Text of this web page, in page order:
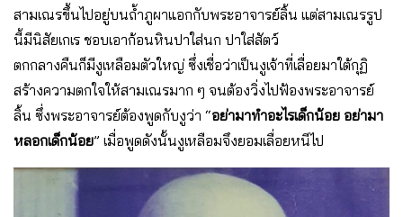
สามเณรขึ้นไปอยู่บนถ้ำภูผาแอกกับพระอาจารย์ลิ้น แต่สามเณรรูป
นี้มีนิสัยเกเร ชอบเอาก้อนหินปาใส่นก ปาใส่สัตว์
ตกกลางคืนก็มีงูเหลือมตัวใหญ่ ซึ่งเชื่อว่าเป็นงูเจ้าที่เลื่อยมาใต้กุฏิ
สร้างความตกใจให้สามเณรมาก ๆ จนต้องวิ่งไปฟ้องพระอาจารย์
ลิ้น ซึ่งพระอาจารย์ต้องพูดกับงูว่า “อย่ามาทำอะไรเด็กน้อย อย่ามา
หลอกเด็กน้อย” เมื่อพูดดังนั้นงูเหลือมจึงยอมเลื่อยหนีไป